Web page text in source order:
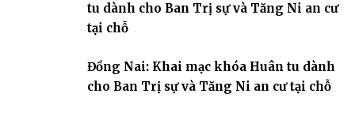
tu dành cho Ban Trị sự và Tăng Ni an cư
tại chỗ
Đồng Nai: Khai mạc khóa Huân tu dành
cho Ban Trị sự và Tăng Ni an cư tại chỗ